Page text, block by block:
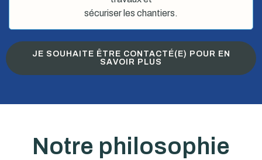
sécuriser les chantiers.
JE SOUHAITE ÊTRE CONTACTÉ(E) POUR EN
SAVOIR PLUS
Notre philosophie